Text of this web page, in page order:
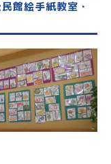
館絵手紙教室・